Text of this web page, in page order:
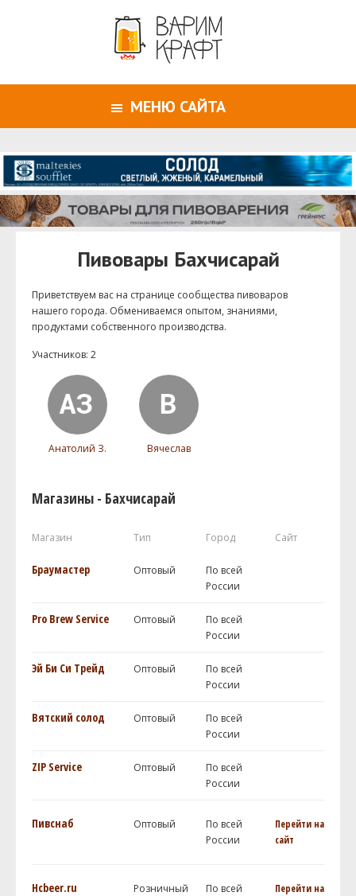
МЕНЮ САЙТА
Пивовары Бахчисарай
Приветствуем ваc на странице сообщества пивоваров
нашего города. Обмениваемся опытом, знаниями,
продуктами собственного производства.
Участников: 2
Анатолий З. Вячеслав
Магазины - Бахчисарай
Магазин Тип Город Сайт
Браумастер Оптовый
По всей
России
Pro Brew Service Оптовый
По всей
России
Эй Би Си Трейд Оптовый
По всей
России
Вятский солод Оптовый
По всей
России
ZIP Service Оптовый
По всей
России
Пивснаб Оптовый
По всей
России
Перейти на
сайт
Hcbeer.ru Розничный
По всей
Перейти на